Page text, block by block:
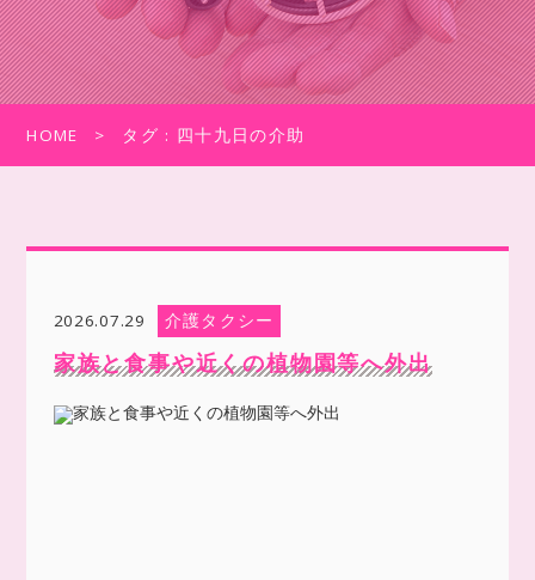
HOME タグ : 四十九日の介助
2026.07.29 介護タクシー
家族と食事や近くの植物園等へ外出